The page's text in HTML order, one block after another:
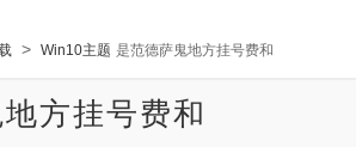
> Win10主题 是范德萨鬼地方挂号费和
方挂号费和